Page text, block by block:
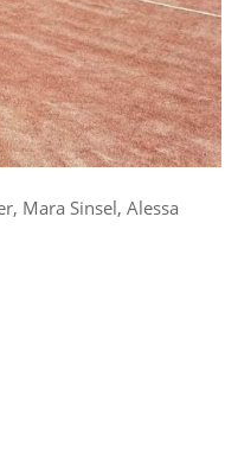
Mara Sinsel, Alessa